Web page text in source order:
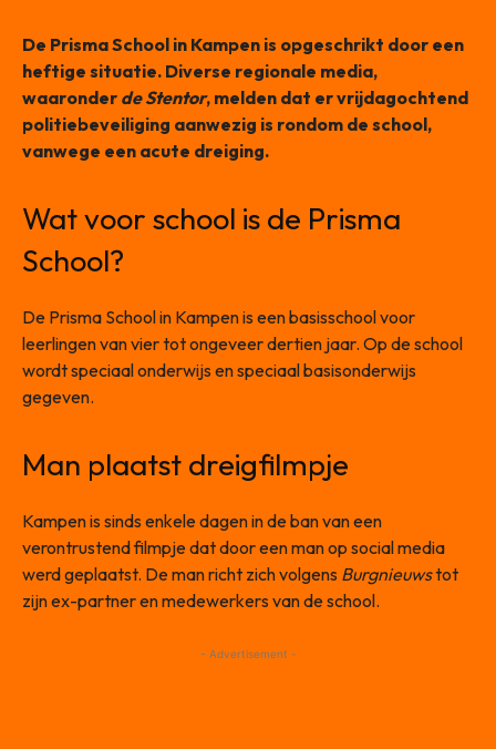
De Prisma School in Kampen is opgeschrikt door een
heftige situatie. Diverse regionale media,
waaronder de Stentor, melden dat er vrijdagochtend
politiebeveiliging aanwezig is rondom de school,
vanwege een acute dreiging.
Wat voor school is de Prisma
School?
De Prisma School in Kampen is een basisschool voor
leerlingen van vier tot ongeveer dertien jaar. Op de school
wordt speciaal onderwijs en speciaal basisonderwijs
gegeven.
Man plaatst dreigfilmpje
Kampen is sinds enkele dagen in de ban van een
verontrustend filmpje dat door een man op social media
werd geplaatst. De man richt zich volgens Burgnieuwstot
zijn ex-partner en medewerkers van de school.
- Advertisement -